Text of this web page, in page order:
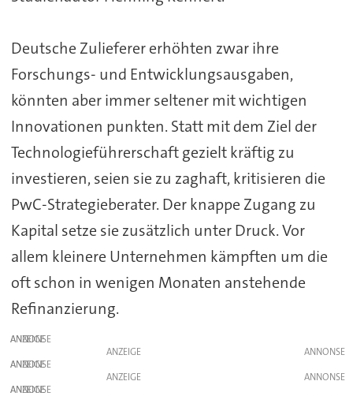
Deutsche Zulieferer erhöhten zwar ihre
Forschungs- und Entwicklungsausgaben,
könnten aber immer seltener mit wichtigen
Innovationen punkten. Statt mit dem Ziel der
Technologieführerschaft gezielt kräftig zu
investieren, seien sie zu zaghaft, kritisieren die
PwC-Strategieberater. Der knappe Zugang zu
Kapital setze sie zusätzlich unter Druck. Vor
allem kleinere Unternehmen kämpften um die
oft schon in wenigen Monaten anstehende
Refinanzierung.
ANZEIGE
ANZEIGE
ANZEIGE
ANZEIGE
ANZEIGE